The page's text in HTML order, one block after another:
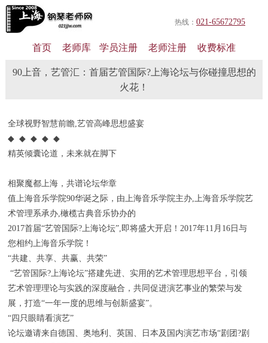
热线： 021-65672795
首页 老师库 学员注册 老师注册 收费标准
90上音，艺管汇：首届艺管国际?上海论坛与你碰撞思想的
火花！
全球视野智慧前瞻,艺管高峰思想盛宴
◆ ◆ ◆ ◆ ◆
精英倾囊论道，未来就在脚下
相聚魔都上海，共谱论坛华章
值上海音乐学院90华诞之际，由上海音乐学院主办,上海音乐学院艺
术管理系承办,橄榄古典音乐协办的
2017首届“艺管国际?上海论坛”,即将盛大开启！2017年11月16日与
您相约上海音乐学院！
“共建、共享、共赢、共荣”
“艺管国际?上海论坛”搭建先进、实用的艺术管理思想平台，引领
艺术管理理论与实践的深度融合，共同促进演艺事业的繁荣与发
展，打造“一年一度的思维与创新盛宴”。
“四只眼睛看演艺”
论坛邀请来自德国、奥地利、英国、日本及国内演艺市场“剧团?剧